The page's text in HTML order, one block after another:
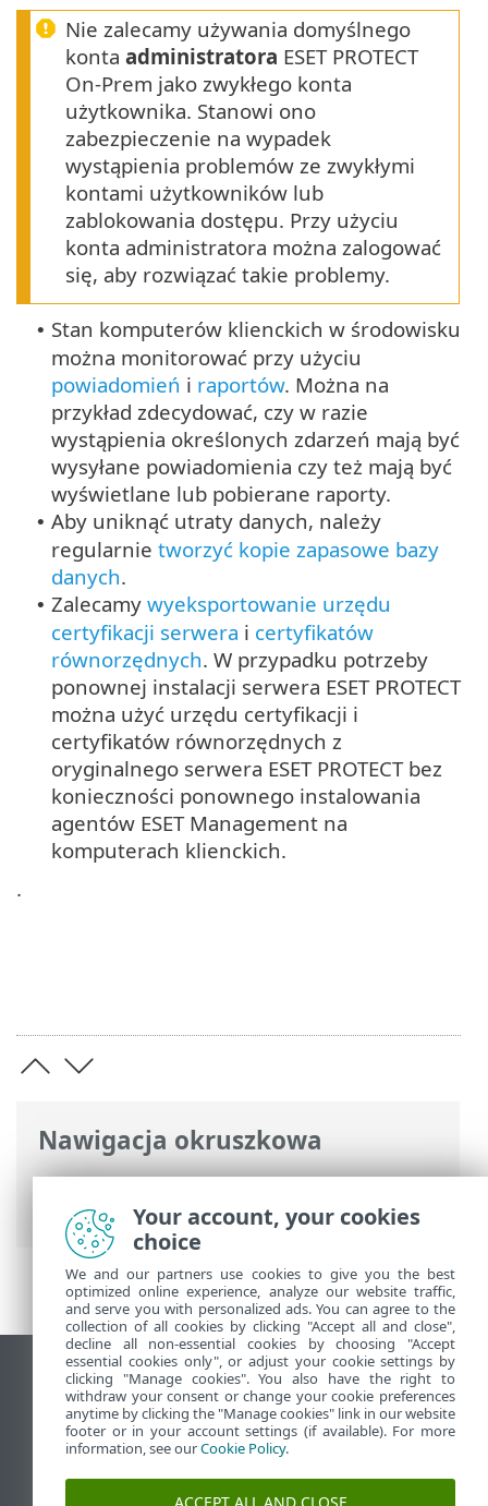
Nawigacja okruszkowa
Pomoc online ESET>ESET PROTECT On-
Prem>Pierwsze kroki
Nie zalecamy używania domyślnego
konta administratora ESET PROTECT
On-Prem jako zwykłego konta
użytkownika. Stanowi ono
zabezpieczenie na wypadek
wystąpienia problemów ze zwykłymi
kontami użytkowników lub
zablokowania dostępu. Przy użyciu
konta administratora można zalogować
się, aby rozwiązać takie problemy.
• Stan komputerów klienckich w środowisku
można monitorować przy użyciu
powiadomień i raportów. Można na
przykład zdecydować, czy w razie
wystąpienia określonych zdarzeń mają być
wysyłane powiadomienia czy też mają być
wyświetlane lub pobierane raporty.
• Aby uniknąć utraty danych, należy
regularnie tworzyć kopie zapasowe bazy
danych.
• Zalecamy wyeksportowanie urzędu
certyfikacji serwera i certyfikatów
równorzędnych. W przypadku potrzeby
ponownej instalacji serwera ESET PROTECT
można użyć urzędu certyfikacji i
certyfikatów równorzędnych z
oryginalnego serwera ESET PROTECT bez
konieczności ponownego instalowania
agentów ESET Management na
komputerach klienckich.
.
Wyświetl witrynę internetową dla
komputerów
End of Life
Baza wiedzy ESET
Forum ESET
Your account, your cookies
choice
We and our partners use cookies to give you the best
optimized online experience, analyze our website traffic,
and serve you with personalized ads. You can agree to the
collection of all cookies by clicking "Accept all and close",
decline all non-essential cookies by choosing "Accept
essential cookies only", or adjust your cookie settings by
clicking "Manage cookies". You also have the right to
withdraw your consent or change your cookie preferences
anytime by clicking the "Manage cookies" link in our website
footer or in your account settings (if available). For more
information, see ourCookie Policy.